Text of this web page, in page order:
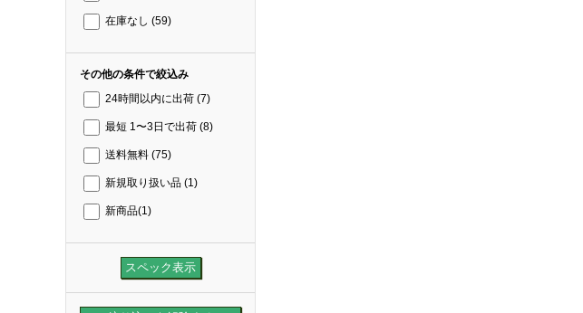
在庫なし (59)
その他の条件で絞込み
24時間以内に出荷 (7)
最短 1〜3日で出荷 (8)
送料無料 (75)
新規取り扱い品 (1)
新商品(1)